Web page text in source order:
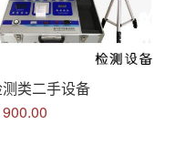
类二手设备
900.00